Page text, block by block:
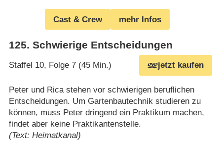
Cast & Crew mehr Infos
125. Schwierige Entscheidungen
Staffel 10, Folge 7 (45 Min.) jetzt kaufen
Peter und Rica stehen vor schwierigen beruflichen
Entscheidungen. Um Gartenbautechnik studieren zu
können, muss Peter dringend ein Praktikum machen,
findet aber keine Praktikantenstelle.
(Text: Heimatkanal)